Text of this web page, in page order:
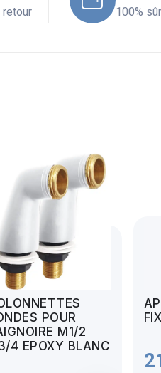
retour 100%
POUR
M1/2
4 EPOXY BLANC